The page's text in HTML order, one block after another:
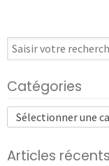
Catégories
Articles récents